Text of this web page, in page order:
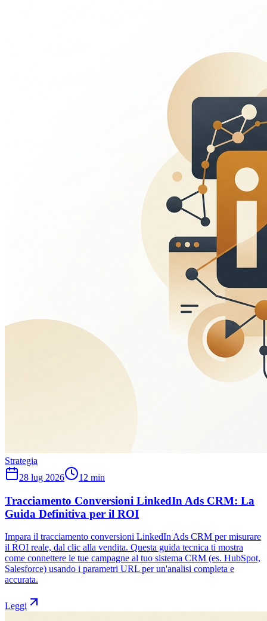
Strategia
28 lug 2026
12 min
Tracciamento Conversioni LinkedIn Ads CRM: La
Guida Definitiva per il ROI
Impara il tracciamento conversioni LinkedIn Ads CRM per misurare
il ROI reale, dal clic alla vendita. Questa guida tecnica ti mostra
come connettere le tue campagne al tuo sistema CRM (es. HubSpot,
Salesforce) usando i parametri URL per un'analisi completa e
accurata.
Leggi